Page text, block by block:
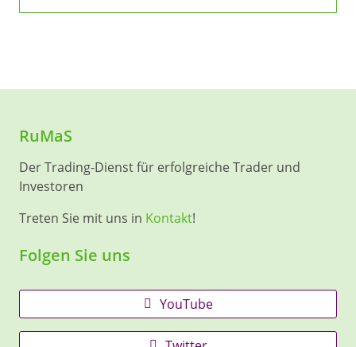
RuMaS
Der Trading-Dienst für erfolgreiche Trader und
Investoren
Treten Sie mit uns in Kontakt!
Folgen Sie uns
YouTube